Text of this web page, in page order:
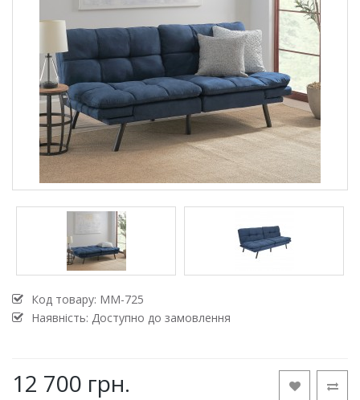
Код товару: MM-725
Наявність: Доступно до замовлення
12 700 грн.